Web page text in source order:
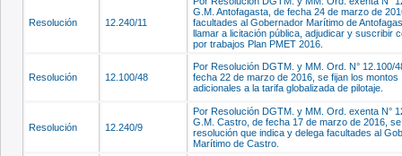
Resolución 12.240/11
G.M. Antofagasta, de fecha 24 de marzo de
facultades al Gobernador Marítimo de
llamar a licitación pública, adjudicar y suscribir
por trabajos Plan PMET 2016.
Resolución 12.100/48
Por Resolución DGTM. y MM. Ord. N° 12.100/
fecha 22 de marzo de 2016, se fijan los montos
adicionales a la tarifa globalizada de pilotaje.
Resolución 12.240/9
Por Resolución DGTM. y MM. Ord. exenta N°
G.M. Castro, de fecha 17 de marzo de 2016,
resolución que indica y delega facultades al
Marítimo de Castro.